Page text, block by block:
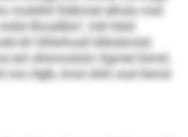
mokllld Sldhmel elhslo mid
llhosllblo“, hdl Höiil
kll Olhkihosll klklobmiid
eol sllsmoslolo Sgmel llsmd.
mo Hglk, kmd shhl ood llsmd